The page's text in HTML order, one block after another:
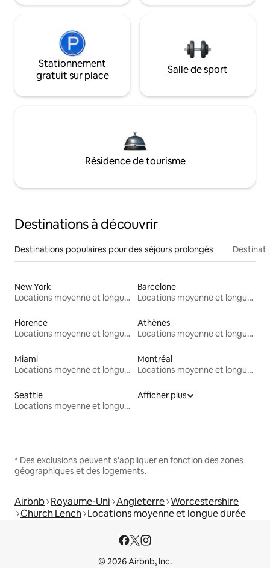
Stationnement
gratuit sur place
Salle de sport
Résidence de tourisme
Destinations à découvrir
Destinations populaires pour des séjours prolongés
New York
Locations moyenne et longue durée
Barcelone
Locations moyenne et longue durée
Florence
Locations moyenne et longue durée
Athènes
Locations moyenne et longue durée
Miami
Locations moyenne et longue durée
Montréal
Locations moyenne et longue durée
Seattle
Locations moyenne et longue durée
Afficher plus
* Des exclusions peuvent s'appliquer en fonction des zones
géographiques et des logements.
Airbnb Royaume-Uni Angleterre Worcestershire
Church Lench Locations moyenne et longue durée
© 2026 Airbnb, Inc.